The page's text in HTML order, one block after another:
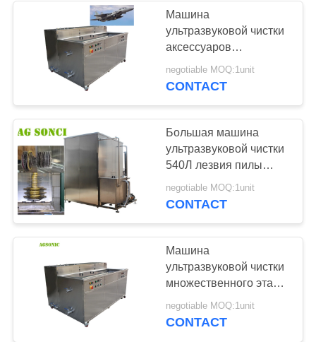
очистки деталей
двигателя
Машина
ультразвуковой чистки
аксессуаров
воздушных судн
промышленная для
negotiable MOQ:1unit
CONTACT
Большая машина
ультразвуковой чистки
540Л лезвия пилы
промышленная для
непрерывной
negotiable MOQ:1unit
CONTACT
Машина
ультразвуковой чистки
множественного этапа
промышленная,
автоматизированная
negotiable MOQ:1unit
CONTACT